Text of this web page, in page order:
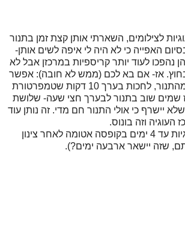
לצילומים, השארתי אותן קצת זמן בתנור
האפייה כי לא היה לי איפה לשים אותן-
נהפכו לעוד יותר קריספיות במרכזן אבל לא
אז- אם בא לכם (ממש לא חובה): אפשר
להוציא את העוגיות מהתנור, לחכות בערך 10 דקות שטמפרטורת
שמים שוב בתנור לבערך חצי שעה- שלושת
יישרף כי אולי התנור חם מדי. זה נותן עוד
וזה בונוס.
שומרים את העוגיות עד 4 ימים בקופסה אטומה לאחר צינון
שזה יישאר ארבעה ימים?).